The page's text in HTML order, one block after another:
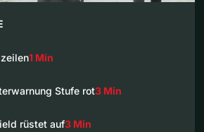
1 Min
Stufe rot3 Min
rüstet auf3 Min